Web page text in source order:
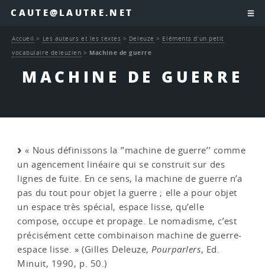
CAUTE@LAUTRE.NET
MACHINE DE GUERRE
Accueil > Les auteurs et les textes > Deleuze > Eléments d’un petit
vocabulaire deleuzien > Machine de guerre
« Nous définissons la ’’machine de guerre’’ comme
un agencement linéaire qui se construit sur des
lignes de fuite. En ce sens, la machine de guerre n’a
pas du tout pour objet la guerre ; elle a pour objet
un espace très spécial, espace lisse, qu’elle
compose, occupe et propage. Le nomadisme, c’est
précisément cette combinaison machine de guerre-
espace lisse. » (Gilles Deleuze,Pourparlers, Ed.
Minuit, 1990, p. 50.)